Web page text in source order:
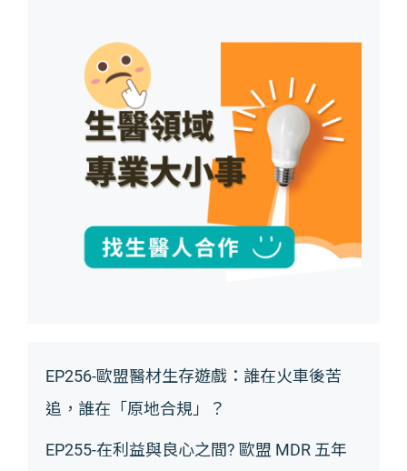
EP256-歐盟醫材生存遊戲：誰在火車後苦
追，誰在「原地合規」？
EP255-在利益與良心之間? 歐盟 MDR 五年